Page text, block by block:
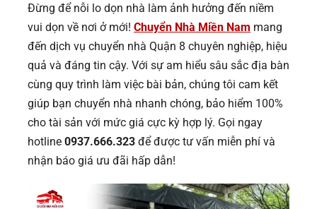
Đừng để nỗi lo dọn nhà làm ảnh hưởng đến niềm
vui dọn về nơi ở mới! Chuyển Nhà Miền Nam mang
đến dịch vụ chuyển nhà Quận 8 chuyên nghiệp, hiệu
quả và đáng tin cậy. Với sự am hiểu sâu sắc địa bàn
cùng quy trình làm việc bài bản, chúng tôi cam kết
giúp bạn chuyển nhà nhanh chóng, bảo hiểm 100%
cho tài sản với mức giá cực kỳ hợp lý. Gọi ngay
hotline 0937.666.323 để được tư vấn miễn phí và
nhận báo giá ưu đãi hấp dẫn!